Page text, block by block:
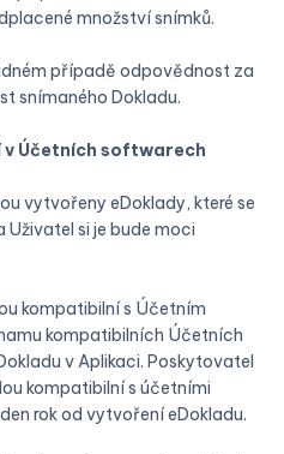
množství snímků.
případě odpovědnost za
snímaného Dokladu.
v Účetních softwarech
vytvořeny eDoklady, které se
si je bude moci
kompatibilní s Účetním
kompatibilních Účetních
v Aplikaci. Poskytovatel
kompatibilní s účetními
rok od vytvoření eDokladu.